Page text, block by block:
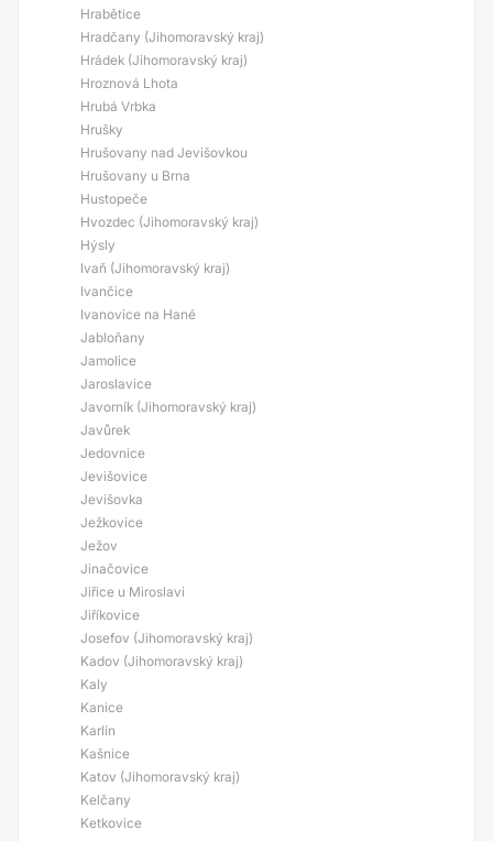
Hrabětice
Hradčany (Jihomoravský kraj)
Hrádek (Jihomoravský kraj)
Hroznová Lhota
Hrubá Vrbka
Hrušky
Hrušovany nad Jevišovkou
Hrušovany u Brna
Hustopeče
Hvozdec (Jihomoravský kraj)
Hýsly
Ivaň (Jihomoravský kraj)
Ivančice
Ivanovice na Hané
Jabloňany
Jamolice
Jaroslavice
Javorník (Jihomoravský kraj)
Javůrek
Jedovnice
Jevišovice
Jevišovka
Ježkovice
Ježov
Jinačovice
Jiřice u Miroslavi
Jiříkovice
Josefov (Jihomoravský kraj)
Kadov (Jihomoravský kraj)
Kaly
Kanice
Karlín
Kašnice
Katov (Jihomoravský kraj)
Kelčany
Ketkovice